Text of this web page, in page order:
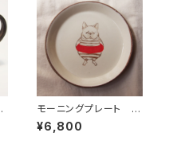
モーニングプレート フ
レンチブルドッグ（貫入
入り）
¥6,800